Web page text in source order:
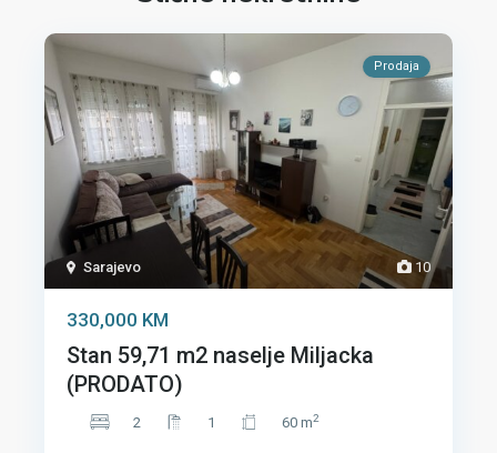
10
Sarajevo
Prodaja
330,000 KM
Stan 59,71 m2 naselje Miljacka
(PRODATO)
2 1 60 m2